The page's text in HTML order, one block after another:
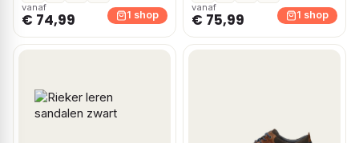
vanaf
€ 74,99 1 shop
vanaf
€ 75,99 1 shop